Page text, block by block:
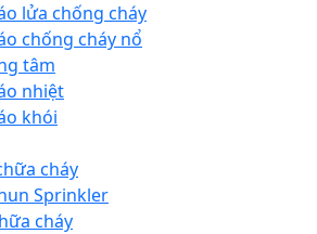
lửa chống cháy
chống cháy nổ
tâm
nhiệt
khói
cháy
Sprinkler
cháy